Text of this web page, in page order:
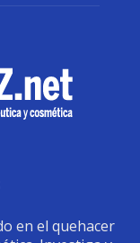
en el quehacer